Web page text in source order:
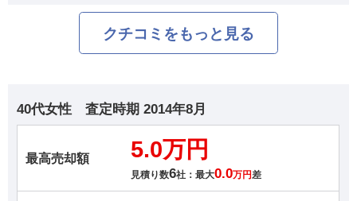
クチコミをもっと見る
40代女性 査定時期 2014年8月
最高売却額 5.0万円
見積り数6社：最大0.0万円差